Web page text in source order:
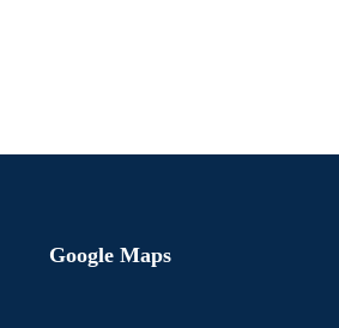
Google Maps